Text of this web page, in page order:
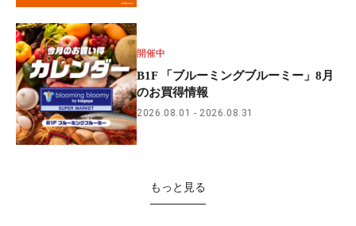
開催中
B1F 「ブルーミングブルーミー」8月
のお買得情報
2026.08.01 2026.08.31
もっと見る